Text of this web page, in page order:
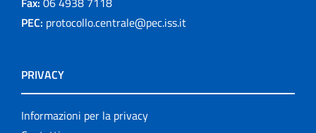
PEC: protocollo.centrale@pec.iss.it
PRIVACY
Informazioni per la privacy